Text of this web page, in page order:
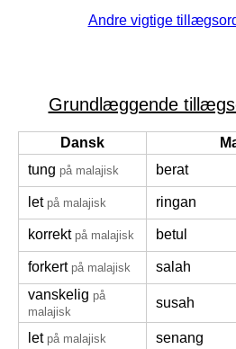
Andre vigtige
Grundlæggende
Dansk
tung på malajisk berat
let på malajisk ringan
korrekt på malajisk betul
forkert på malajisk
salah
vanskelig på
malajisk
susah
let på malajisk senang